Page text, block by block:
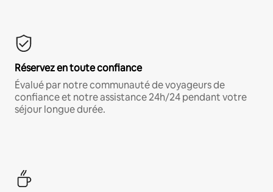
Réservez en toute confiance
Évalué par notre communauté de voyageurs de
confiance et notre assistance 24h/24 pendant votre
séjour longue durée.